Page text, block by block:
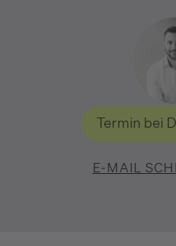
Termin bei
E-MAIL